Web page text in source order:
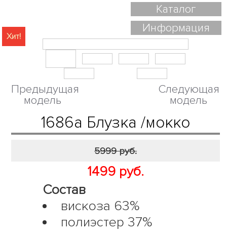
Каталог
Информация
Хит!
Предыдущая
модель
Следующая
модель
1686а Блузка /мокко
5999 руб.
1499 руб.
Состав
вискоза 63%
полиэстер 37%